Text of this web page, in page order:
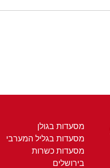
מסעדות בגולן
מסעדות בגליל המערבי
מסעדות כשרות
בירושלים